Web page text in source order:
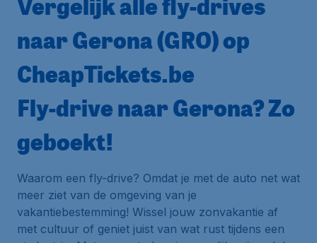
naar Gerona (GRO) op
CheapTickets.be
Fly-drive naar Gerona? Zo
geboekt!
Waarom een fly-drive? Omdat je met de auto net wat
meer ziet van de omgeving van je
vakantiebestemming! Wissel jouw zonvakantie af
met cultuur of geniet juist van wat rust tijdens een